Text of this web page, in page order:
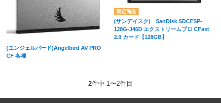
(エンジェルバード)Angelbird AV PRO
CF 各種
(サンデイスク) SanDisk SDCFSP-
128G-J46D エクストリームプロ CFast
2.0 カード【128GB】
2件中 1〜2件目